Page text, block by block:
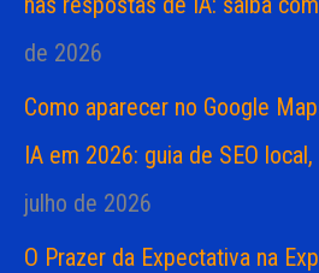
o
de 2026
Como aparecer no Google
IA em 2026: guia de SEO
julho de 2026
O Prazer da Expectativa na